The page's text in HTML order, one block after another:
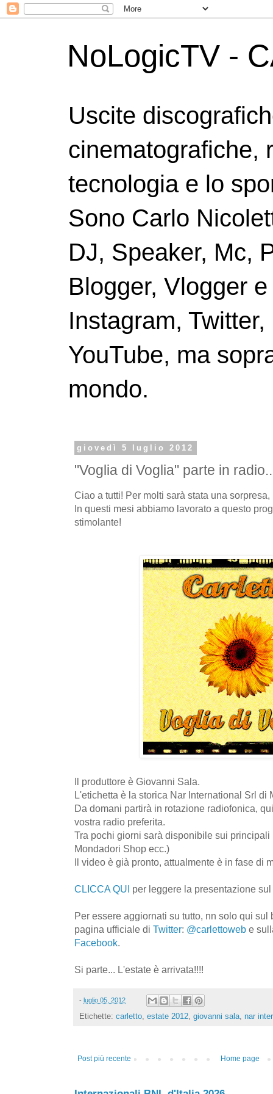
NoLogicTV -
Uscite
cinematografiche,
tecnologia e lo
Sono Carlo
DJ, Speaker, Mc,
Blogger, Vlogger
Instagram,
YouTube, ma
mondo.
giovedì 5 luglio 2012
"Voglia di Voglia" parte in
Ciao a tutti! Per molti sarà stata una sorpresa,
In questi mesi abbiamo lavorato a questo
stimolante!
Il produttore è Giovanni Sala.
L'etichetta è la storica Nar International Srl di
Da domani partirà in rotazione radiofonica,
vostra radio preferita.
Tra pochi giorni sarà disponibile sui
Mondadori Shop ecc.)
Il video è già pronto, attualmente è in fase di
CLICCA QUI per leggere la presentazione sul
Per essere aggiornati su tutto, nn solo qui
pagina ufficiale di Twitter: @carlettoweb e
Facebook.
Si parte... L'estate è arrivata!!!!
- luglio 05, 2012
Etichette: carletto, estate 2012, giovanni sala, nar
Post più recente Home page